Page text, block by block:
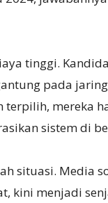
tinggi.
pada
terpilih, mereka
sistem di
situasi. Media
kini menjadi